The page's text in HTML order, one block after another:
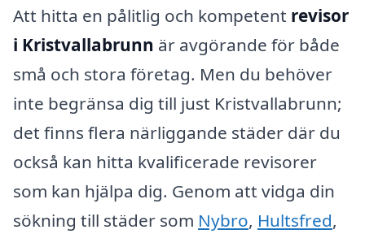
Att hitta en pålitlig och kompetent revisor
i Kristvallabrunn är avgörande för både
små och stora företag. Men du behöver
inte begränsa dig till just Kristvallabrunn;
det finns flera närliggande städer där du
också kan hitta kvalificerade revisorer
som kan hjälpa dig. Genom att vidga din
sökning till städer som Nybro, Hultsfred,